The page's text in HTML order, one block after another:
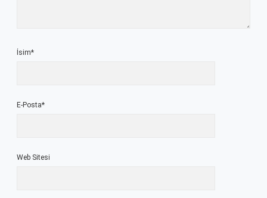
İsim*
E-Posta*
Web Sitesi